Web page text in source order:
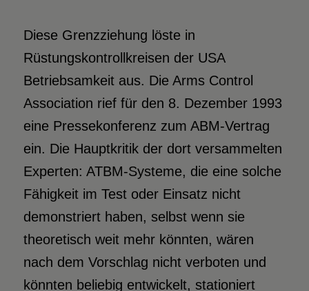
Diese Grenzziehung löste in
Rüstungskontrollkreisen der USA
Betriebsamkeit aus. Die Arms Control
Association rief für den 8. Dezember 1993
eine Pressekonferenz zum ABM-Vertrag
ein. Die Hauptkritik der dort versammelten
Experten: ATBM-Systeme, die eine solche
Fähigkeit im Test oder Einsatz nicht
demonstriert haben, selbst wenn sie
theoretisch weit mehr könnten, wären
nach dem Vorschlag nicht verboten und
könnten beliebig entwickelt, stationiert